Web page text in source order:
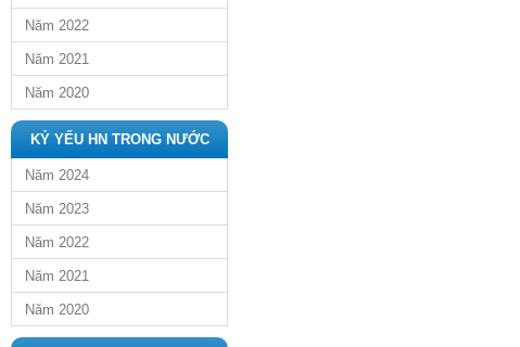
Năm 2022
Năm 2021
Năm 2020
KỶ YẾU HN TRONG NƯỚC
Năm 2024
Năm 2023
Năm 2022
Năm 2021
Năm 2020